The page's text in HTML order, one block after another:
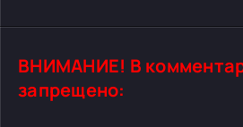
ВНИМАНИЕ! В
запрещено: